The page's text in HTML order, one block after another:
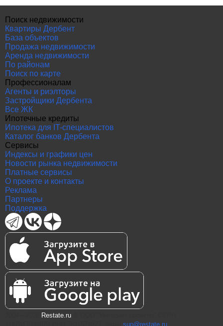
Поиск недвижимости
Квартиры Дербент
База объектов
Продажа недвижимости
Аренда недвижимости
По районам
Поиск по карте
Профессионалам
Агенты и риэлторы
Застройщики Дербента
Все ЖК
Ипотечные кредиты
Ипотека для IT-специалистов
Каталог банков Дербента
Сервисы
Индексы и графики цен
Новости рынка недвижимости
Платные сервисы
О проекте и контакты
Реклама
Партнеры
Поддержка
Restate.ru
sup@restate.ru